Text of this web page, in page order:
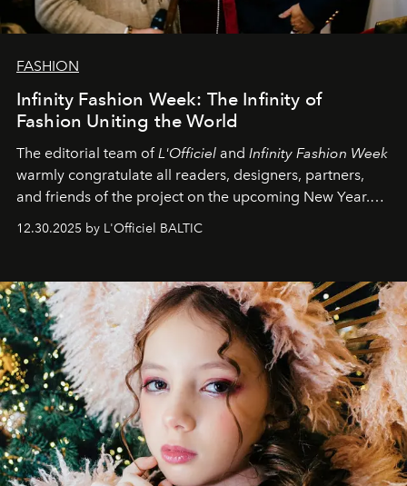
FASHION
Infinity Fashion Week: The Infinity of
Fashion Uniting the World
The editorial team ofL'Officiel and Infinity Fashion Week
warmly congratulate all readers, designers, partners,
and friends of the project on the upcoming New Year.
May 2026 bring growth, inspiration, bold ideas, and new
achievements.
12.30.2025 by L'Officiel BALTIC